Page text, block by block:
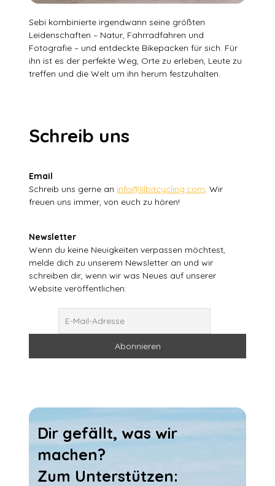
Sebi kombinierte irgendwann seine größten
Leidenschaften – Natur, Fahrradfahren und
Fotografie – und entdeckte Bikepacken für sich. Für
ihn ist es der perfekte Weg, Orte zu erleben, Leute zu
treffen und die Welt um ihn herum festzuhalten.
Schreib uns
Email
Schreib uns gerne an info@lilbitcycling.com. Wir
freuen uns immer, von euch zu hören!
Newsletter
Wenn du keine Neuigkeiten verpassen möchtest,
melde dich zu unserem Newsletter an und wir
schreiben dir, wenn wir was Neues auf unserer
Website veröffentlichen:
Dir gefällt, was wir
machen?
Zum Unterstützen: